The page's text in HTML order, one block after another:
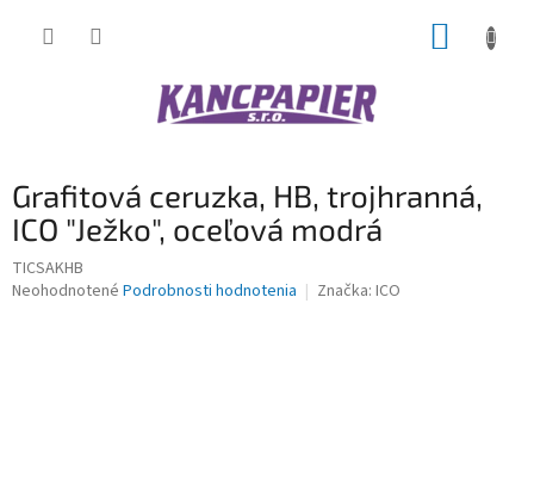
Grafitová ceruzka, HB, trojhranná,
ICO "Ježko", oceľová modrá
TICSAKHB
Priemerné
Neohodnotené Podrobnosti hodnotenia Značka: ICO